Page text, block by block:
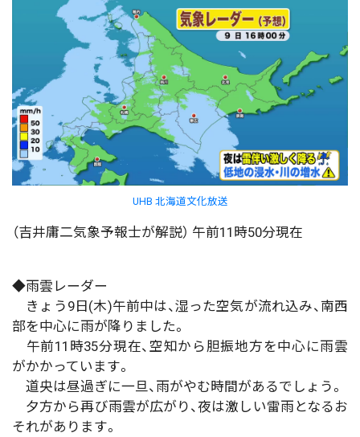
UHB 北海道文化放送
（吉井庸二気象予報士が解説） 午前11時50分現在
◆雨雲レーダー
きょう9日(木)午前中は、湿った空気が流れ込み、南西
部を中心に雨が降りました。
午前11時35分現在、空知から胆振地方を中心に雨雲
がかかっています。
道央は昼過ぎに一旦、雨がやむ時間があるでしょう。
夕方から再び雨雲が広がり、夜は激しい雷雨となるお
それがあります。